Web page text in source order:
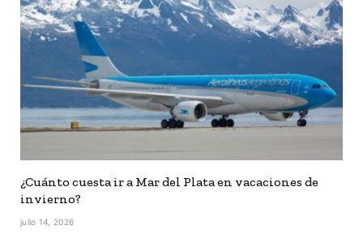
¿Cuánto cuesta ir a Mar del Plata en vacaciones de
invierno?
julio 14, 2026